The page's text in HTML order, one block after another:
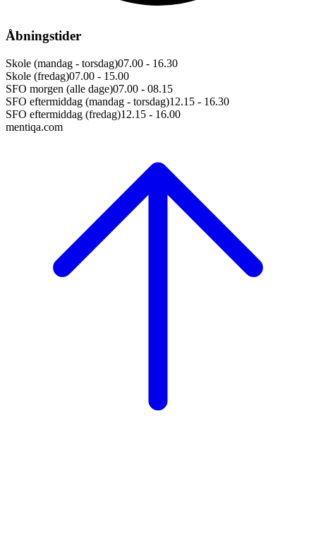
Åbningstider
Skole (mandag - torsdag)07.00 - 16.30
Skole (fredag)07.00 - 15.00
SFO morgen (alle dage)07.00 - 08.15
SFO eftermiddag (mandag - torsdag)12.15 - 16.30
SFO eftermiddag (fredag)12.15 - 16.00
mentiqa.com